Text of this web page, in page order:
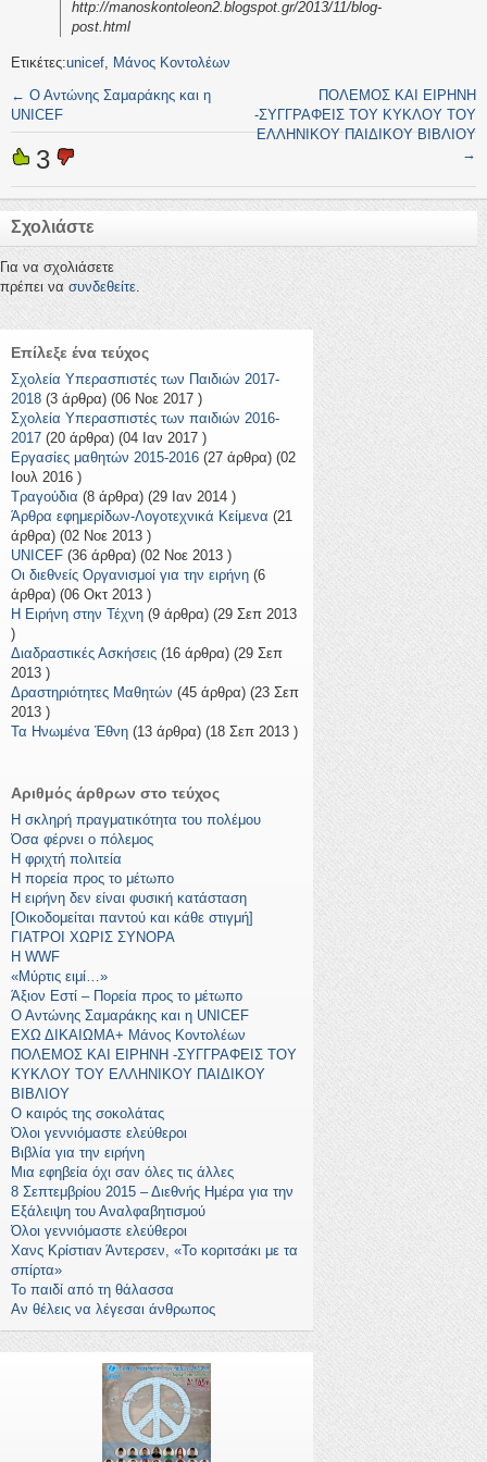
http://manoskontoleon2.blogspot.gr/2013/11/blog-
post.html
Ετικέτες:unicef, Μάνος Κοντολέων
← Ο Αντώνης Σαμαράκης και η
UNICEF
ΠΟΛΕΜΟΣ ΚΑΙ ΕΙΡΗΝΗ
-ΣΥΓΓΡΑΦΕΙΣ ΤΟΥ ΚΥΚΛΟΥ ΤΟΥ
ΕΛΛΗΝΙΚΟΥ ΠΑΙΔΙΚΟΥ ΒΙΒΛΙΟΥ
→
3
Σχολιάστε
Για να σχολιάσετε
πρέπει να συνδεθείτε.
Επίλεξε ένα τεύχος
Σχολεία Υπερασπιστές των Παιδιών 2017-
2018 (3 άρθρα) (06 Νοε 2017 )
Σχολεία Υπερασπιστές των παιδιών 2016-
2017 (20 άρθρα) (04 Ιαν 2017 )
Εργασίες μαθητών 2015-2016 (27 άρθρα) (02
Ιουλ 2016 )
Τραγούδια (8 άρθρα) (29 Ιαν 2014 )
Άρθρα εφημερίδων-Λογοτεχνικά Κείμενα (21
άρθρα) (02 Νοε 2013 )
UNICEF (36 άρθρα) (02 Νοε 2013 )
Οι διεθνείς Οργανισμοί για την ειρήνη (6
άρθρα) (06 Οκτ 2013 )
Η Ειρήνη στην Τέχνη (9 άρθρα) (29 Σεπ 2013
)
Διαδραστικές Ασκήσεις (16 άρθρα) (29 Σεπ
2013 )
Δραστηριότητες Μαθητών (45 άρθρα) (23 Σεπ
2013 )
Τα Ηνωμένα Έθνη (13 άρθρα) (18 Σεπ 2013 )
Αριθμός άρθρων στο τεύχος
Η σκληρή πραγματικότητα του πολέμου
Όσα φέρνει ο πόλεμος
Η φριχτή πολιτεία
Η πορεία προς το μέτωπο
Η ειρήνη δεν είναι φυσική κατάσταση
[Οικοδομείται παντού και κάθε στιγμή]
ΓΙΑΤΡΟΙ ΧΩΡΙΣ ΣΥΝΟΡΑ
Η WWF
«Μύρτις ειμί…»
Άξιον Εστί – Πορεία προς το μέτωπο
Ο Αντώνης Σαμαράκης και η UNICEF
ΕΧΩ ΔΙΚΑΙΩΜΑ+ Μάνος Κοντολέων
ΠΟΛΕΜΟΣ ΚΑΙ ΕΙΡΗΝΗ -ΣΥΓΓΡΑΦΕΙΣ ΤΟΥ
ΚΥΚΛΟΥ ΤΟΥ ΕΛΛΗΝΙΚΟΥ ΠΑΙΔΙΚΟΥ
ΒΙΒΛΙΟΥ
Ο καιρός της σοκολάτας
Όλοι γεννιόμαστε ελεύθεροι
Βιβλία για την ειρήνη
Mια εφηβεία όχι σαν όλες τις άλλες
8 Σεπτεμβρίου 2015 – Διεθνής Ημέρα για την
Εξάλειψη του Αναλφαβητισμού
Όλοι γεννιόμαστε ελεύθεροι
Χανς Κρίστιαν Άντερσεν, «Το κοριτσάκι με τα
σπίρτα»
Το παιδί από τη θάλασσα
Αν θέλεις να λέγεσαι άνθρωπος